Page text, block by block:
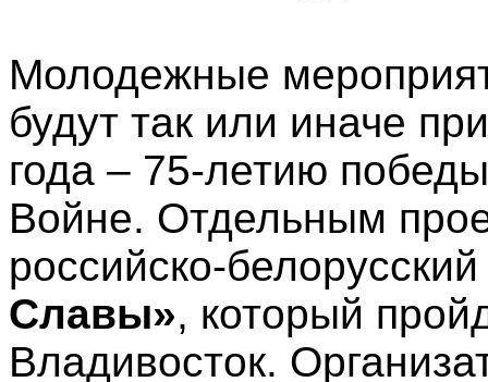
Молодежные
будут так или иначе
года – 75-летию
Войне. Отдельным
российско-
Славы», который
Владивосток.